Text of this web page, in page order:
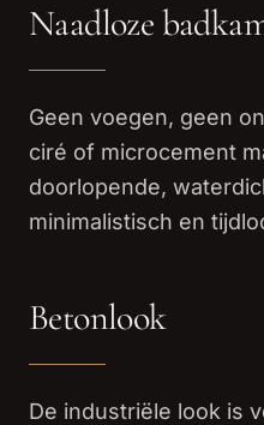
Naadloze
Geen voegen, geen
ciré of microcement
doorlopende,
minimalistisch en
Betonlook
De industriële look is